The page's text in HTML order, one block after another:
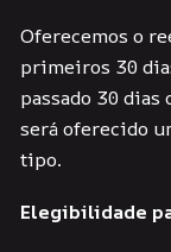
Oferecemos o
primeiros 30
passado 30 dias
será oferecido
tipo.
Elegibilidade